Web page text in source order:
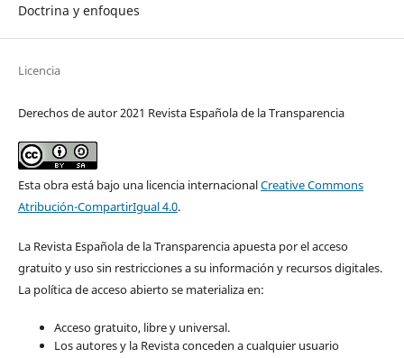
Doctrina y enfoques
Licencia
Derechos de autor 2021 Revista Española de la Transparencia
Esta obra está bajo una licencia internacionalCreative Commons
Atribución-CompartirIgual 4.0.
La Revista Española de la Transparencia apuesta por el acceso
gratuito y uso sin restricciones a su información y recursos digitales.
La política de acceso abierto se materializa en:
Acceso gratuito, libre y universal.
Los autores y la Revista conceden a cualquier usuario